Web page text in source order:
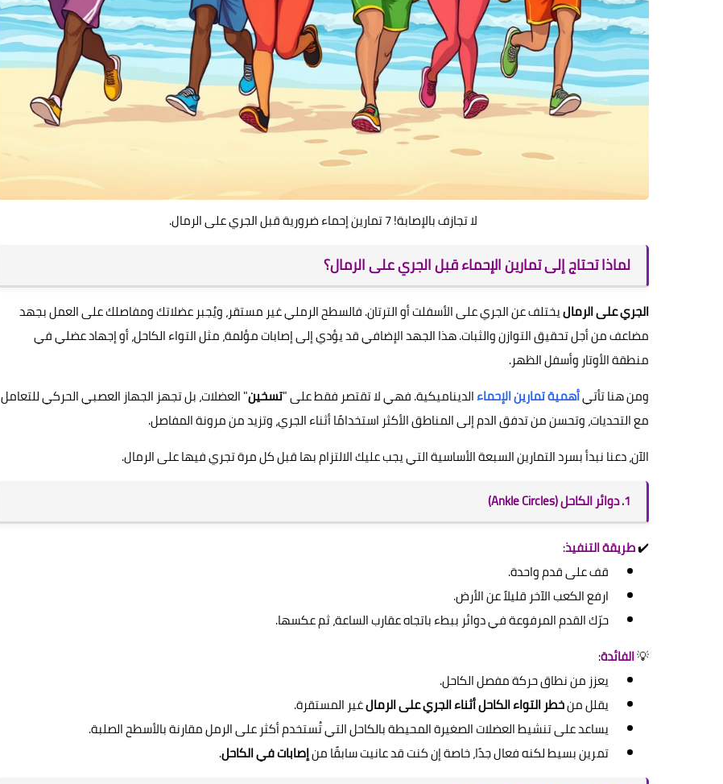
لا تجازف بالإصابة! 7 تمارين إحماء ضرورية قبل الجري على الرمال.
لماذا تحتاج إلى تمارين الإحماء قبل الجري على الرمال؟
الجري على الرماليختلف عن الجري على الأسفلت أو الترتان. فالسطح الرملي غير مستقر، ويُجبر عضلاتك ومفاصلك على العمل بجهد
مضاعف من أجل تحقيق التوازن والثبات. هذا الجهد الإضافي قد يؤدي إلى إصابات مؤلمة، مثل التواء الكاحل، أو إجهاد عضلي في
منطقة الأوتار وأسفل الظهر.
ومن هنا تأتيأهمية تمارين الإحماءالديناميكية. فهي لا تقتصر فقط على "تسخين" العضلات، بل تجهز الجهاز العصبي الحركي للتعامل
مع التحديات، وتحسن من تدفق الدم إلى المناطق الأكثر استخدامًا أثناء الجري، وتزيد من مرونة المفاصل.
الآن، دعنا نبدأ بسرد التمارين السبعة الأساسية التي يجب عليك الالتزام بها قبل كل مرة تجري فيها على الرمال.
1. دوائر الكاحل (Ankle Circles)
✔️طريقة التنفيذ:
قف على قدم واحدة.
ارفع الكعب الآخر قليلاً عن الأرض.
حرّك القدم المرفوعة في دوائر ببطء باتجاه عقارب الساعة، ثم عكسها.
💡الفائدة:
يعزز من نطاق حركة مفصل الكاحل.
يقلل منخطر التواء الكاحل أثناء الجري على الرمالغير المستقرة.
يساعد على تنشيط العضلات الصغيرة المحيطة بالكاحل التي تُستخدم أكثر على الرمل مقارنة بالأسطح الصلبة.
تمرين بسيط لكنه فعال جدًا، خاصة إن كنت قد عانيت سابقًا منإصابات في الكاحل.